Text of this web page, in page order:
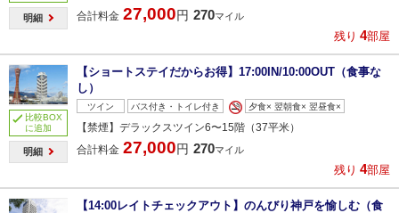
明細
合計料金 27,000円 270マイル
残り 4部屋
比較BOX
に追加
明細
【ショートステイだからお得】17:00IN/10:00OUT（食事な
し）
ツイン バス付き・トイレ付き 夕食× 翌朝食× 翌昼食×
【禁煙】デラックスツイン6〜15階（37平米）
合計料金 27,000円 270マイル
残り 4部屋
【14:00レイトチェックアウト】のんびり神戸を愉しむ（食